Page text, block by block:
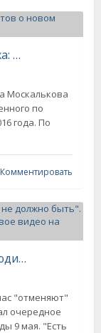
Обожает экстрим и скрывает мужа: 6 фактов о новом омбудсмене Яне Лантрановой
Москалькова
по
года. По
Комментировать
"Летают беспилотники, гибнут люди. Так не должно быть". "Отменённый" Дмитрий Нагиев записал новое видео на фоне берёз
"отменяют"
очередное
9 мая. "Есть